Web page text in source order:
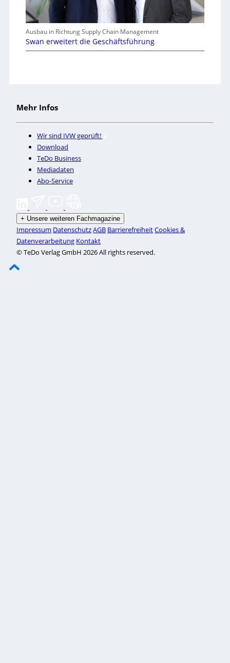
Ausbau in Richtung Supply Chain Management
Swan erweitert die Geschäftsführung
Mehr Infos
Wir sind IVW geprüft!
Download
TeDo Business
Mediadaten
Abo-Service
+ Unsere weiteren Fachmagazine
Impressum DatenschutzAGB BarrierefreiheitCookies &
Datenverarbeitung Kontakt
© TeDo Verlag GmbH 2026 All rights reserved.